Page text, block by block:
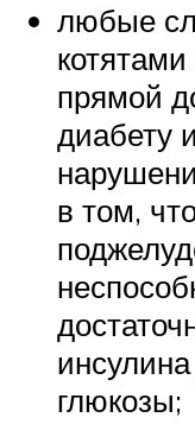
любые
прямой
диабету
в том,
глюкозы;